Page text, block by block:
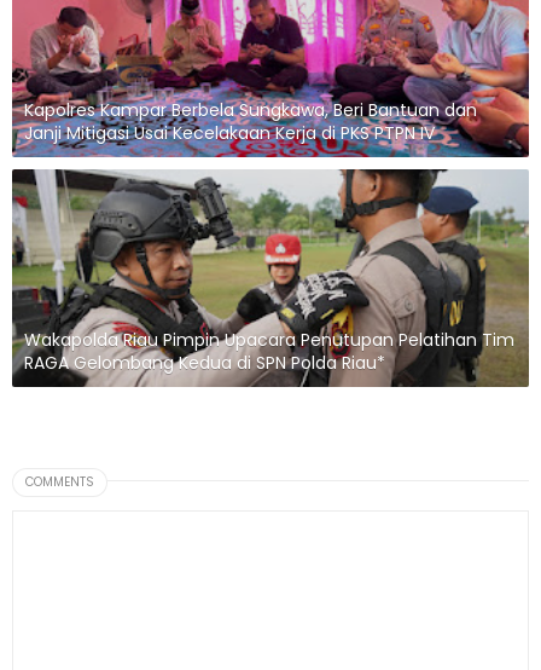
Kapolres Kampar Berbela Sungkawa, Beri Bantuan dan
Janji Mitigasi Usai Kecelakaan Kerja di PKS PTPN IV
Wakapolda Riau Pimpin Upacara Penutupan Pelatihan Tim
RAGA Gelombang Kedua di SPN Polda Riau*
COMMENTS